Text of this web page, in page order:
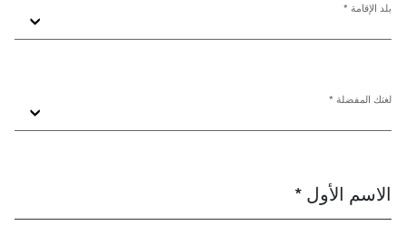
بلد الإقامة *
لغتك المفضلة *
الاسم الأول *